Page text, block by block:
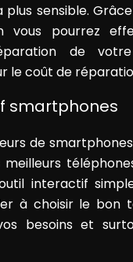
sensible.
vous pourrez
de
le coût de
smartphones
de
interactif
à choisir le bon
besoins et